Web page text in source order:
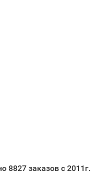
8827 заказов с 2011г.